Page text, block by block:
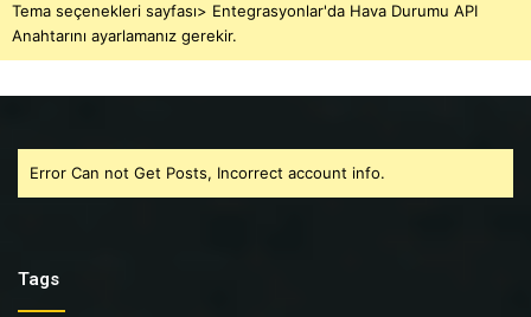
Tema seçenekleri sayfası> Entegrasyonlar'da Hava Durumu API
Anahtarını ayarlamanız gerekir.
Error Can not Get Posts, Incorrect account info.
Tags